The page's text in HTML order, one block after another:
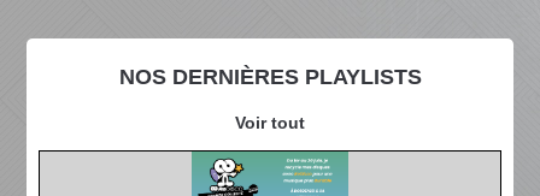
NOS DERNIÈRES PLAYLISTS
Voir tout